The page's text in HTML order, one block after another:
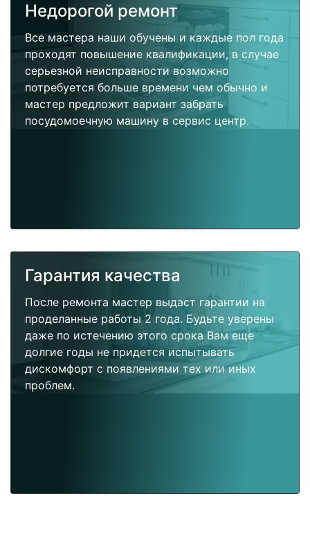
Недорогой ремонт
Все мастера наши обучены и каждые пол года
проходят повышение квалификации, в случае
серьезной неисправности возможно
потребуется больше времени чем обычно и
мастер предложит вариант забрать
посудомоечную машину в сервис центр.
Гарантия качества
После ремонта мастер выдаст гарантии на
проделанные работы 2 года. Будьте уверены
даже по истечению этого срока Вам еще
долгие годы не придется испытывать
дискомфорт с появлениями тех или иных
проблем.